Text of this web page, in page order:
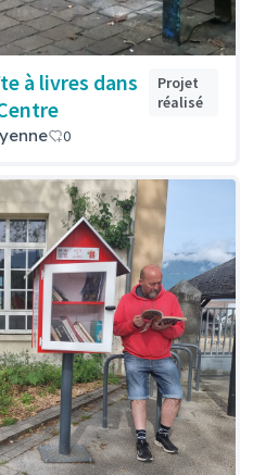
à livres dans
Projet
réalisé
0